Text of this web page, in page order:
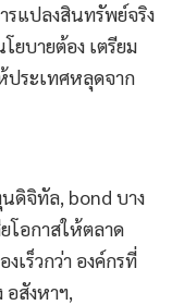
รแปลงสินทรัพย์จริง
บายต้อง เตรียม
ประเทศหลุดจาก
นดิจิทัล, bond บาง
โอกาสให้ตลาด
เร็วกว่า องค์กรที่
สังหาฯ,